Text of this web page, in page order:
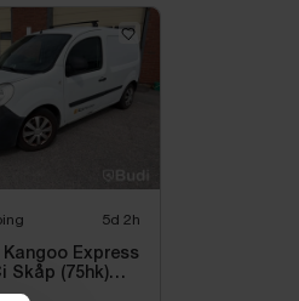
5d 2h
Kangoo Express
Skåp (75hk)